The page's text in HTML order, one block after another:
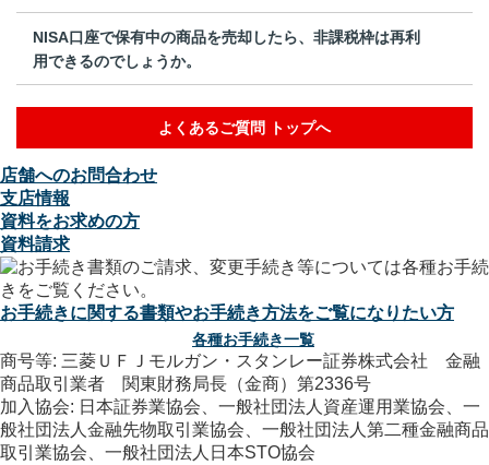
NISA口座で保有中の商品を売却したら、非課税枠は再利
用できるのでしょうか。
よくあるご質問 トップへ
店舗へのお問合わせ
支店情報
資料をお求めの方
資料請求
お手続きに関する書類やお手続き方法をご覧になりたい方
各種お手続き一覧
商号等: 三菱ＵＦＪモルガン・スタンレー証券株式会社 金融
商品取引業者 関東財務局長（金商）第2336号
加入協会: 日本証券業協会、一般社団法人資産運用業協会、一
般社団法人金融先物取引業協会、一般社団法人第二種金融商品
取引業協会、一般社団法人日本STO協会